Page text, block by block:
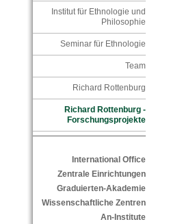
Institut für Ethnologie und
Philosophie
Seminar für Ethnologie
Team
Richard Rottenburg
Richard Rottenburg -
Forschungsprojekte
International Office
Zentrale Einrichtungen
Graduierten-Akademie
Wissenschaftliche Zentren
An-Institute